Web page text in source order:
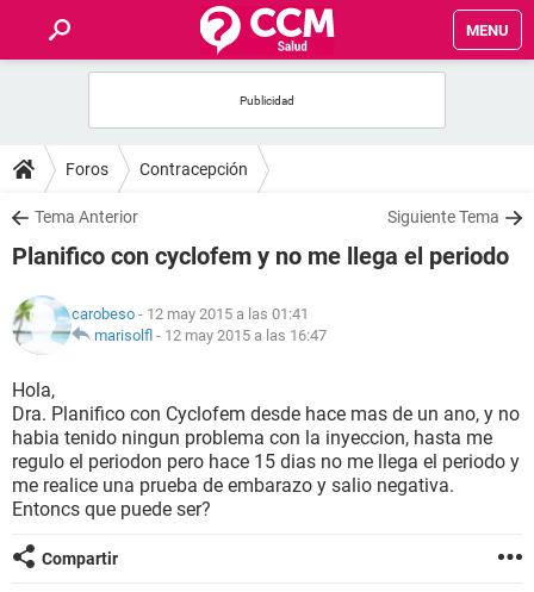
MENU
FOROS
SALUD
NUTRICIÓN
BIENESTAR
SEXUALIDAD
GLOSARIO
Foros Contracepción
Tema Anterior Siguiente Tema
Planifico con cyclofem y no me llega el periodo
carobeso - 12 may 2015 a las 01:41
marisolfl - 12 may 2015 a las 16:47
Hola,
Dra. Planifico con Cyclofem desde hace mas de un ano, y no
habia tenido ningun problema con la inyeccion, hasta me
regulo el periodon pero hace 15 dias no me llega el periodo y
me realice una prueba de embarazo y salio negativa.
Entoncs que puede ser?
Compartir